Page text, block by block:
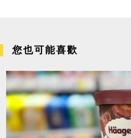
您也可能喜歡